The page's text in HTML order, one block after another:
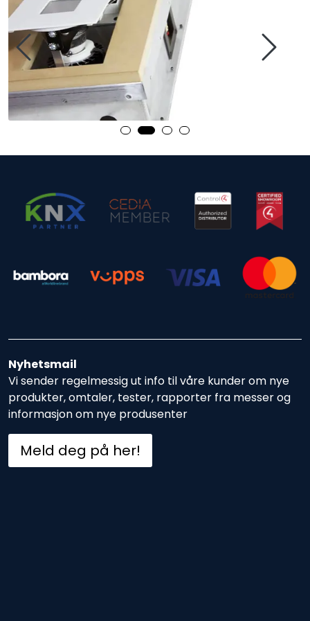
Nyhetsmail
Vi sender regelmessig ut info til våre kunder om nye
produkter, omtaler, tester, rapporter fra messer og
informasjon om nye produsenter
Meld deg på her!
Nettverk
Tilbehør
Merker